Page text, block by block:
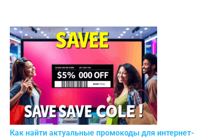
Как найти актуальные промокоды для интернет-